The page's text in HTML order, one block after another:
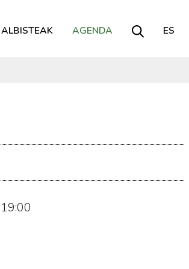
ALBISTEAK AGENDA ES
19:00